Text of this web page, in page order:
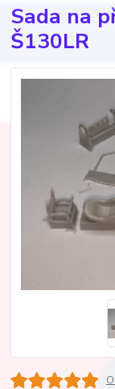
Sada na
Š130LR